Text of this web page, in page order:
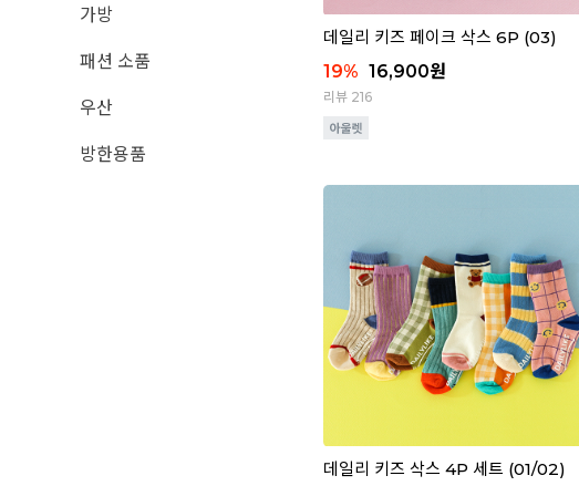
가방
패션 소품
우산
방한용품
데일리 키즈 페이크 삭스 6P (03)
19% 16,900원
리뷰 216
데일리 키즈 삭스 4P 세트 (01/02)